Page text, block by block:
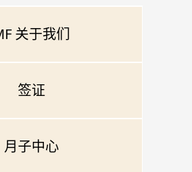
关于我们
签证
月子中心